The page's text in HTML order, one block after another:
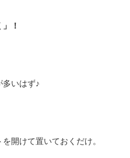
！
多いはず♪
開けて置いておくだけ。